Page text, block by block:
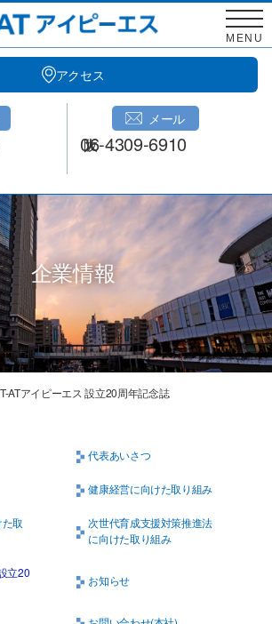
アクセス
メール
06-4309-6910
MENU
企業情報
ATアイピーエス 設立20周年記念誌
代表あいさつ
健康経営に向けた取り組み
取
次世代育成支援対策推進法
に向けた取り組み
立20
お知らせ